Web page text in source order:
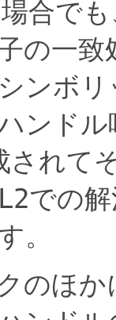
合で
の一致
ンボ
ンド
されて
L2での
。
のほ